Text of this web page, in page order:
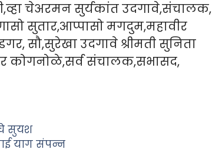
चेअरमन सुर्यकांत उदगावे,संचालक,
सुतार,आप्पासो मगदुम,महावीर
सौ,सुरेखा उदगावे श्रीमती सुनिता
कोगनोळे,सर्व संचालक,सभासद,
सुयश
याग संपन्न